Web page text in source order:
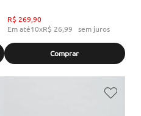
R$ 269,90
Em até10xR$ 26,99 sem juros
Comprar